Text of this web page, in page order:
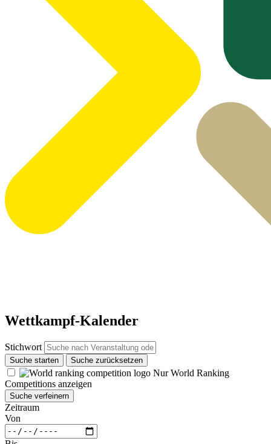
Wettkampf-Kalender
Stichwort
Suche starten Suche zurücksetzen
Nur World Ranking
Competitions anzeigen
Suche verfeinern
Zeitraum
Von